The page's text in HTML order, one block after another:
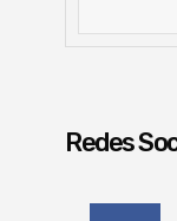
Redes